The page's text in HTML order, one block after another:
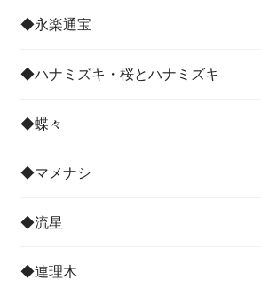
◆永楽通宝
◆ハナミズキ・桜とハナミズキ
◆蝶々
◆マメナシ
◆流星
◆連理木